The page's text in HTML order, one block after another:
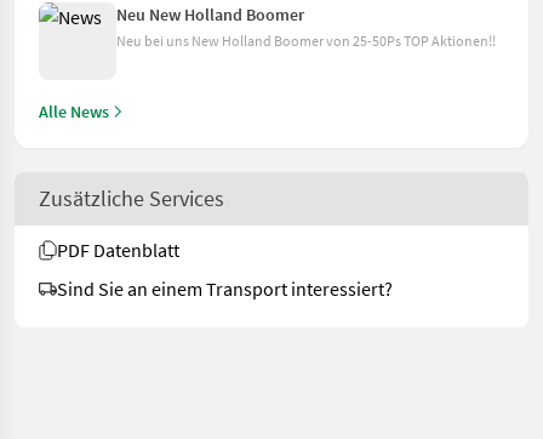
Neu New Holland Boomer
Neu bei uns New Holland Boomer von 25-50Ps TOP Aktionen!!
Alle News
Zusätzliche Services
PDF Datenblatt
Sind Sie an einem Transport interessiert?